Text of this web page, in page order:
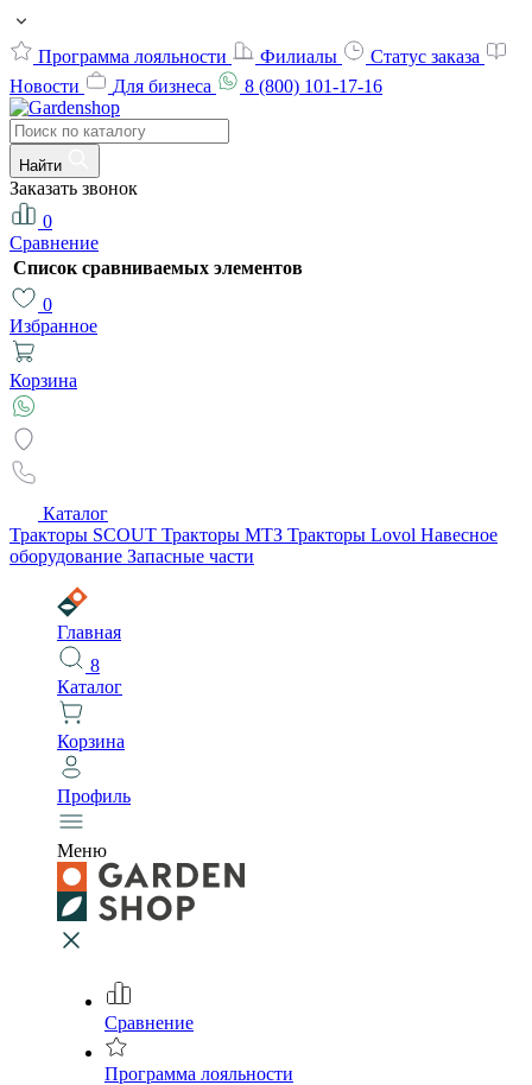
Программа лояльности Филиалы
Статус заказа
Новости
Для бизнеса 8 (800) 101-17-16
Найти
Заказать звонок
0
Сравнение
Список сравниваемых элементов
0
Избранное
Корзина
Каталог
Тракторы SCOUT Тракторы МТЗ Тракторы Lovol Навесное
оборудование Запасные части
Главная
8
Каталог
Корзина
Профиль
Меню
Сравнение
Программа лояльности